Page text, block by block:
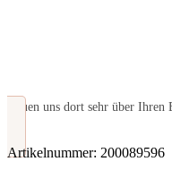
freuen uns dort sehr über Ihren
Artikelnummer: 200089596